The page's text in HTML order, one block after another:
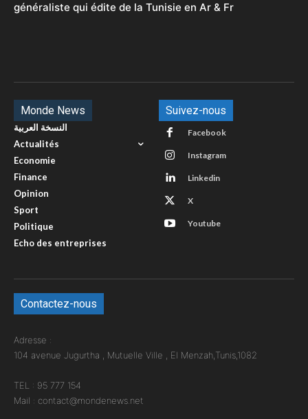
généraliste qui édite de la Tunisie en Ar & Fr
Monde News
النسخة العربية
Actualités
Economie
Finance
Opinion
Sport
Politique
Echo des entreprises
Suivez-nous
Facebook
Instagram
Linkedin
X
Youtube
Contactez-nous
Adresse :
104 avenue Jugurtha , Mutuelle Ville , El Menzah,Tunis,1082
TEL : 95 777 154
Mail : contact@mondenews.net